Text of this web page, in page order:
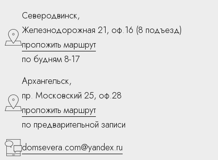
Северодвинск,
Железнодорожная 21, оф.16 (8 подъезд)
проложить маршрут
по будням 8-17
Архангельск,
пр. Московский 25, оф.28
проложить маршрут
по предварительной записи
domsevera.com@yandex.ru